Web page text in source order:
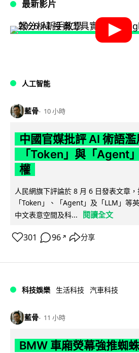
最新影片
人工智能
藍骨 10 小時
中國官媒批評 AI 術語
「Token」與「Agent
權
人民網旗下評論於 8 月 6 日發表文章
「Token」、「Agent」及「LLM」等
中文表意空間及科...
閱讀全文
301 96 ↗ 分享
科技娛樂 生活科技 汽車科技
藍骨 11 小時
BMW 車廂熒幕強推蜘